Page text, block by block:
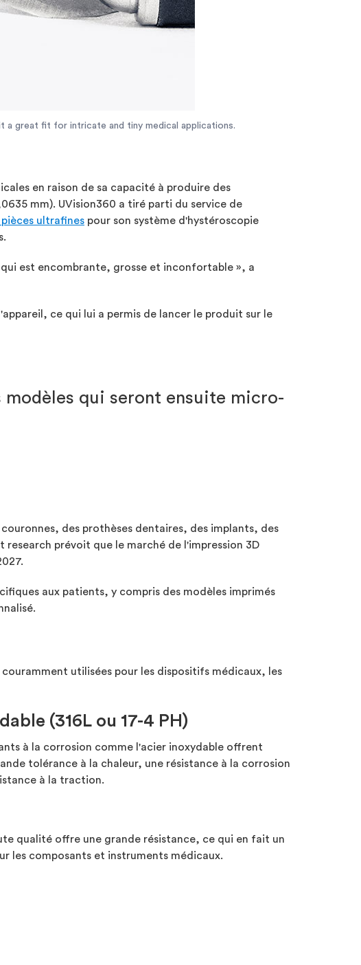
a great fit for intricate and tiny medical applications.
en raison de sa capacité à produire des
mm). UVision360 a tiré parti du service de
pièces ultrafines pour son système d'hystéroscopie
est encombrante, grosse et inconfortable », a
ce qui lui a permis de lancer le produit sur le
qui seront ensuite micro-
des prothèses dentaires, des implants, des
research prévoit que le marché de l'impression 3D
aux patients, y compris des modèles imprimés
utilisées pour les dispositifs médicaux, les
(316L ou 17-4 PH)
à la corrosion comme l'acier inoxydable offrent
tolérance à la chaleur, une résistance à la corrosion
à la traction.
qualité offre une grande résistance, ce qui en fait un
les composants et instruments médicaux.